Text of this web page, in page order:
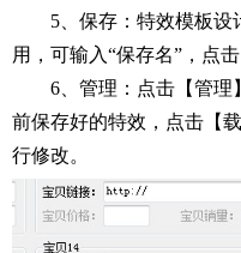
5、保存：特效模板设
用，可输入“保存名”，点
6、管理：点击【管理
前保存好的特效，点击【
行修改。